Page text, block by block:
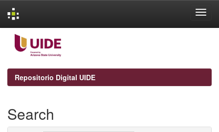
navigation
Repositorio Digital UIDE
Search